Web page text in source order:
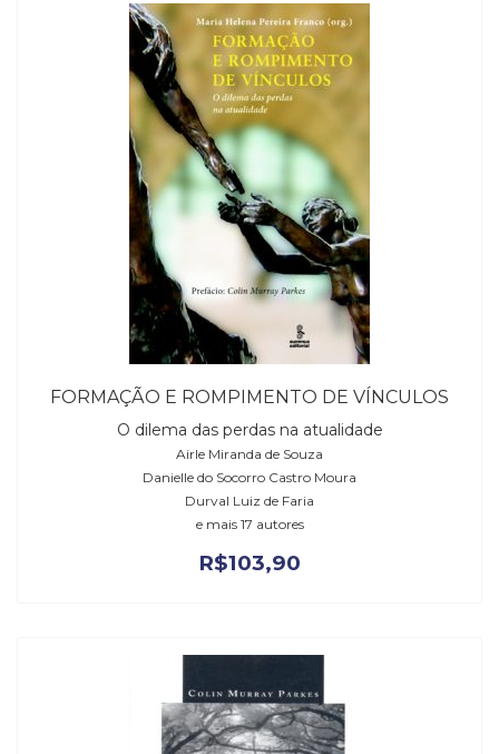
FORMAÇÃO E ROMPIMENTO DE VÍNCULOS
O dilema das perdas na atualidade
Airle Miranda de Souza
Danielle do Socorro Castro Moura
Durval Luiz de Faria
e mais 17 autores
R$103,90